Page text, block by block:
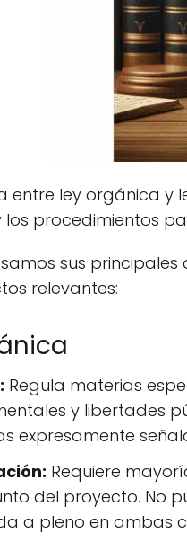
entre ley orgánica y
los procedimientos
sus
relevantes:
Regula materias
y libertades
expresamente
Requiere
del proyecto. No
a pleno en ambas